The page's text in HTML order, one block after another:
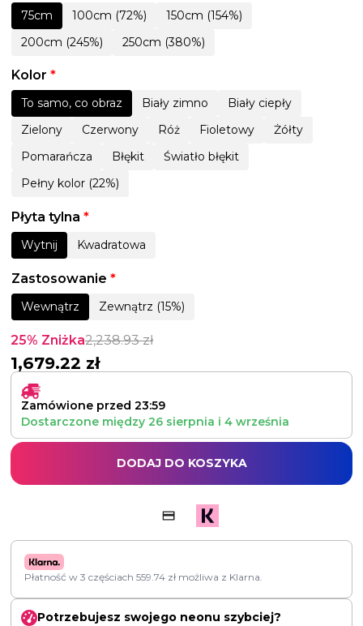
75cm 100cm (72%)
150cm (154%)
200cm (245%)
250cm (380%)
Kolor *
To samo, co obraz Biały zimno
Biały ciepły
Zielony
Czerwony Róż Fioletowy
Żółty
Pomarańcza
Błękit
Światło błękit
Pełny kolor (22%)
Płyta tylna *
Wytnij Kwadratowa
Zastosowanie *
Wewnątrz Zewnątrz (15%)
25% Zniżka2,238.93zł
1,679.22 zł
Zamówione przed 23:59
Dostarczone między 26 sierpnia i 4 września
DODAJ DO KOSZYKA
Płatność w 3 częściach 559.74 zł możliwa z Klarna.
Potrzebujesz swojego neonu szybciej?